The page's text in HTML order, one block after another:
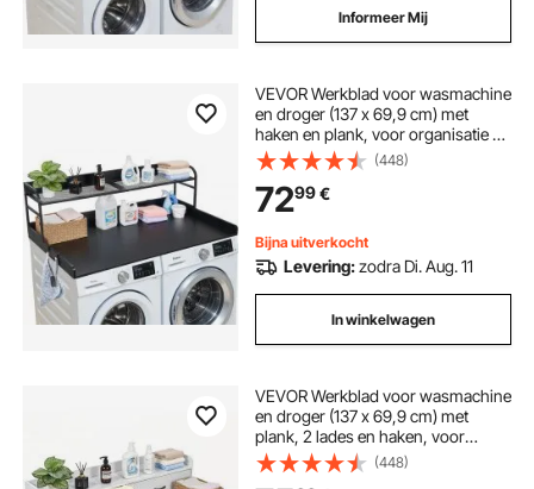
Informeer Mij
VEVOR Werkblad voor wasmachine
en droger (137 x 69,9 cm) met
haken en plank, voor organisatie en
opbergruimte in linnenkast,
voorraadkast of keukenblad,
draagvermogen tot 113 kg, zwart
(448)
7299€
Bijna uitverkocht
Levering:zodra Di. Aug. 11
In winkelwagen
VEVOR Werkblad voor wasmachine
en droger (137 x 69,9 cm) met
plank, 2 lades en haken, voor
linnenkast, voorraadkast, aanrecht,
draagvermogen 113 kg, wit, met
(448)